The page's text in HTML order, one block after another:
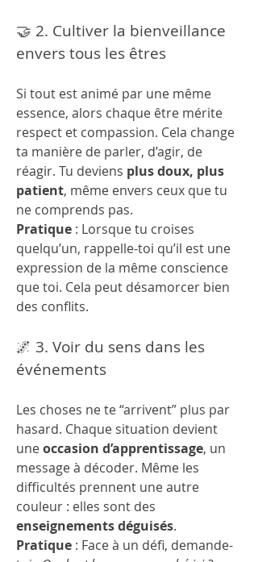
🤝 2. Cultiver la bienveillance
envers tous les êtres
Si tout est animé par une même
essence, alors chaque être mérite
respect et compassion. Cela change
ta manière de parler, d’agir, de
réagir. Tu deviens plus doux, plus
patient, même envers ceux que tu
ne comprends pas.
Pratique : Lorsque tu croises
quelqu’un, rappelle-toi qu’il est une
expression de la même conscience
que toi. Cela peut désamorcer bien
des conflits.
🌌 3. Voir du sens dans les
événements
Les choses ne te “arrivent” plus par
hasard. Chaque situation devient
une occasion d’apprentissage, un
message à décoder. Même les
difficultés prennent une autre
enseignements déguisés.
Pratique : Face à un défi, demande-